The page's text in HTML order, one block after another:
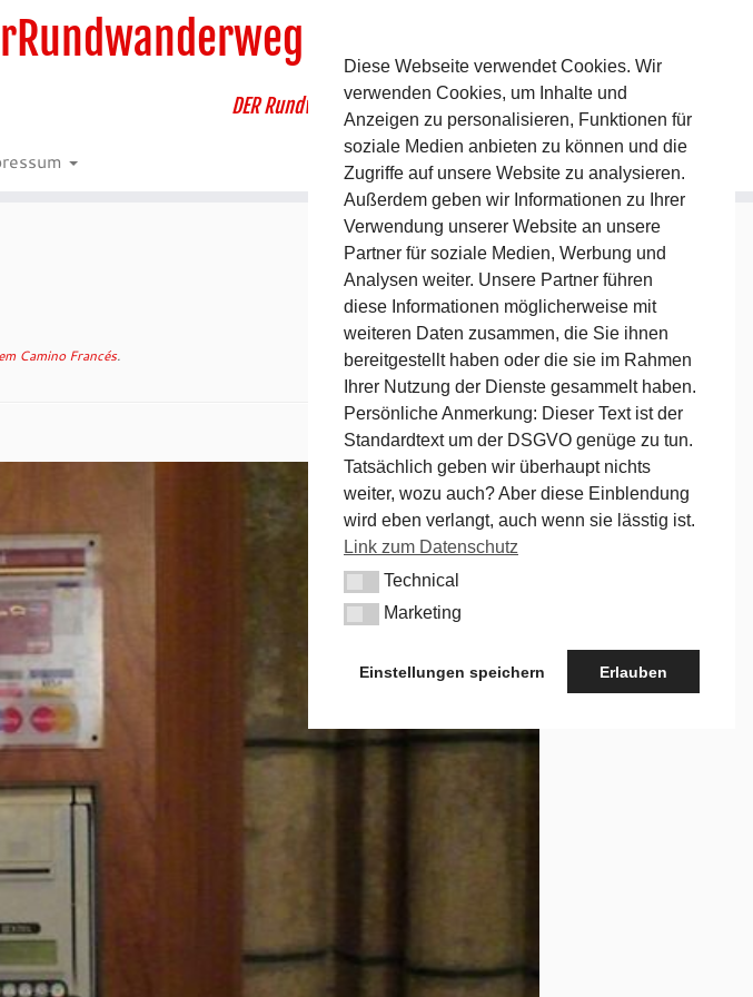
DER Rundwanderweg um Pommelsbrunn
Camino Francés.
Nächstes →
Diese Webseite verwendet Cookies. Wir
verwenden Cookies, um Inhalte und
Anzeigen zu personalisieren, Funktionen für
soziale Medien anbieten zu können und die
Zugriffe auf unsere Website zu analysieren.
Außerdem geben wir Informationen zu Ihrer
Verwendung unserer Website an unsere
Partner für soziale Medien, Werbung und
Analysen weiter. Unsere Partner führen
diese Informationen möglicherweise mit
weiteren Daten zusammen, die Sie ihnen
bereitgestellt haben oder die sie im Rahmen
Ihrer Nutzung der Dienste gesammelt haben.
Persönliche Anmerkung: Dieser Text ist der
Standardtext um der DSGVO genüge zu tun.
Tatsächlich geben wir überhaupt nichts
weiter, wozu auch? Aber diese Einblendung
wird eben verlangt, auch wenn sie lässtig ist.
Link zum Datenschutz
TechnicalTechnical
MarketingMarketing
Einstellungen speichern Erlauben